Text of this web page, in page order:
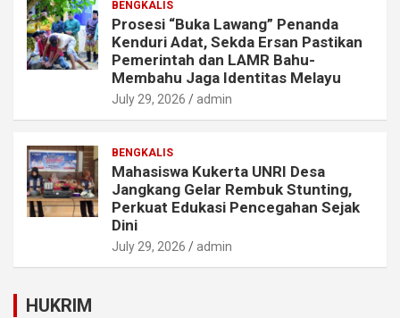
BENGKALIS
Prosesi “Buka Lawang” Penanda
Kenduri Adat, Sekda Ersan Pastikan
Pemerintah dan LAMR Bahu-
Membahu Jaga Identitas Melayu
July 29, 2026 admin
BENGKALIS
Mahasiswa Kukerta UNRI Desa
Jangkang Gelar Rembuk Stunting,
Perkuat Edukasi Pencegahan Sejak
Dini
July 29, 2026 admin
HUKRIM